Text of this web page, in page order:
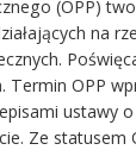
(OPP)
na
Termin OPP
ustawy
Ze statusem